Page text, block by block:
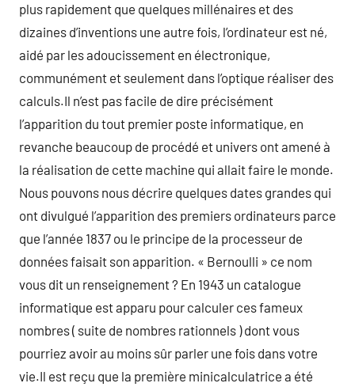
plus rapidement que quelques millénaires et des
dizaines d’inventions une autre fois, l’ordinateur est né,
aidé par les adoucissement en électronique,
communément et seulement dans l’optique réaliser des
calculs.Il n’est pas facile de dire précisément
l’apparition du tout premier poste informatique, en
revanche beaucoup de procédé et univers ont amené à
la réalisation de cette machine qui allait faire le monde.
Nous pouvons nous décrire quelques dates grandes qui
ont divulgué l’apparition des premiers ordinateurs parce
que l’année 1837 ou le principe de la processeur de
données faisait son apparition. « Bernoulli » ce nom
vous dit un renseignement ? En 1943 un catalogue
informatique est apparu pour calculer ces fameux
nombres ( suite de nombres rationnels ) dont vous
pourriez avoir au moins sûr parler une fois dans votre
vie.Il est reçu que la première minicalculatrice a été